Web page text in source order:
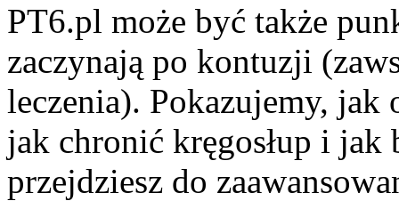
PT6.pl może być także
zaczynają po kontuzji
leczenia). Pokazujemy, jak
jak chronić kręgosłup i jak
przejdziesz do